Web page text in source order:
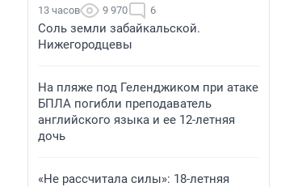
13 часов 9 970 6
Соль земли забайкальской.
Нижегородцевы
На пляже под Геленджиком при атаке
БПЛА погибли преподаватель
английского языка и ее 12-летняя
дочь
«Не рассчитала силы»: 18-летняя